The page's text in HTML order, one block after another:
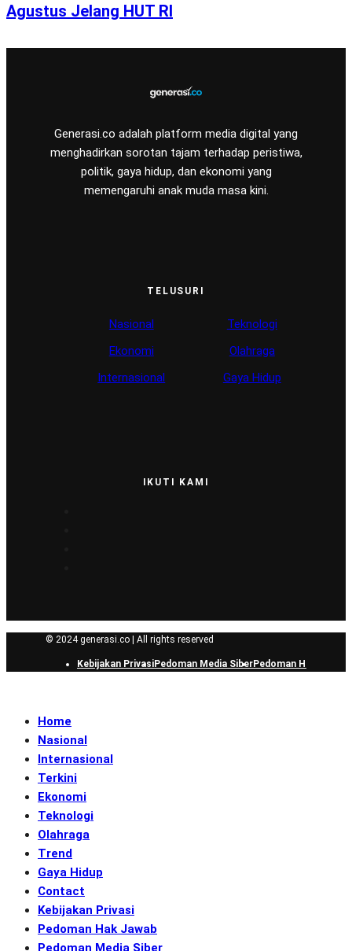
Agustus Jelang HUT RI
Generasi.co adalah platform media digital yang
menghadirkan sorotan tajam terhadap peristiwa,
politik, gaya hidup, dan ekonomi yang
memengaruhi anak muda masa kini.
TELUSURI
Nasional
Ekonomi
Internasional
Teknologi
Olahraga
Gaya Hidup
IKUTI KAMI
© 2024 generasi.co | All rights reserved
Kebijakan PrivasiPedoman Media SiberPedoman Hak Jawab
Home
Nasional
Internasional
Terkini
Ekonomi
Teknologi
Olahraga
Trend
Gaya Hidup
Contact
Kebijakan Privasi
Pedoman Hak Jawab